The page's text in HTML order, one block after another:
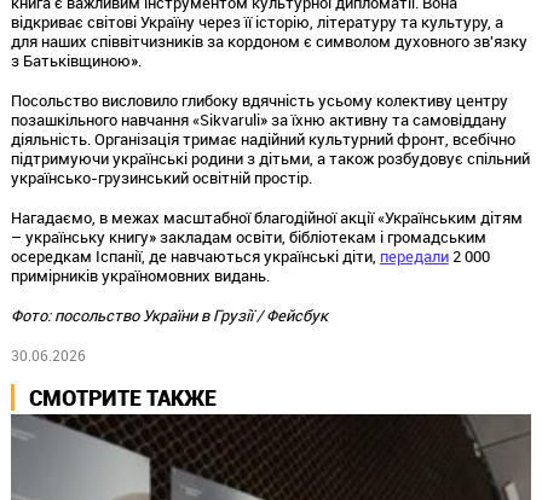
відкриває світові Україну через її історію, літературу та культуру, а
для наших співвітчизників за кордоном є символом духовного зв'язку
з Батьківщиною».
Посольство висловило глибоку вдячність усьому колективу центру
позашкільного навчання «Sikvaruli» за їхню активну та самовіддану
діяльність. Організація тримає надійний культурний фронт, всебічно
підтримуючи українські родини з дітьми, а також розбудовує спільний
українсько-грузинський освітній простір.
Нагадаємо, в межах масштабної благодійної акції «Українським дітям
– українську книгу» закладам освіти, бібліотекам і громадським
осередкам Іспанії, де навчаються українські діти, передали2 000
примірників україномовних видань.
Фото: посольство України в Грузії / Фейсбук
30.06.2026
СМОТРИТЕ ТАКЖЕ